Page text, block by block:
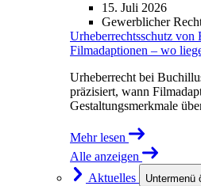
15. Juli 2026
Gewerblicher
Urheberrechtsschutz von
Filmadaptionen – wo
Urheberrecht bei
präzisiert, wann
Gestaltungsmerkmale
Mehr lesen
Alle anzeigen
Aktuelles
Untermenü